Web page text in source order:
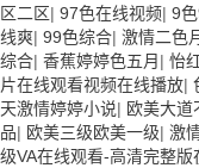
区二区| 97色在线视频| 9
线爽| 99色综合| 激情二色
综合| 香蕉婷婷色五月 | 怡
片在线观看视频在线播放|
天激情婷婷小说| 欧美大道
品| 欧美三级欧美一级| 激
级VA在线观看-高清完整